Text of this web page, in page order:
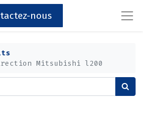
nous
Mitsubishi l200